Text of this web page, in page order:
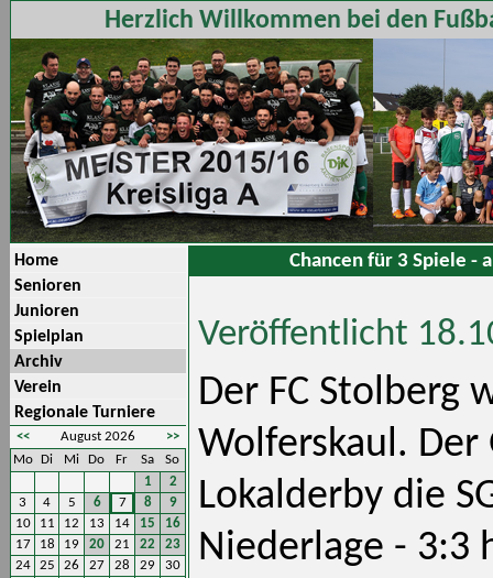
Herzlich Willkommen bei den
Home
Senioren
Junioren
Spielplan
Archiv
Verein
Regionale Turniere
<< >>
August 2026
Mo Di Mi Do Fr Sa
So
1
2
3
4 5 6 7 8
9
10
11 12 13 14 15
16
17
18 19 20 21 22
23
24
25 26 27 28 29
30
Chancen für 3 Spiele -
Veröffentlicht
Der FC Stolberg
Wolferskaul.
Lokalderby die
Niederlage - 3:3